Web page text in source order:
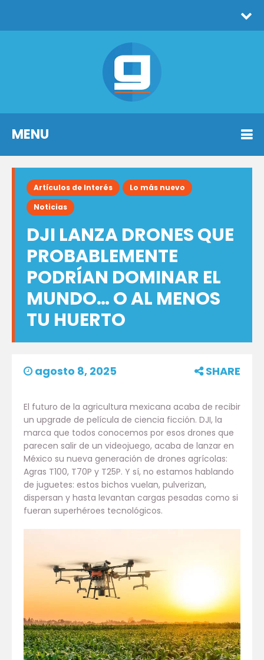
MENU
Artículos de Interés
Lo más nuevo
Noticias
DJI LANZA DRONES QUE
PROBABLEMENTE
PODRÍAN DOMINAR EL
MUNDO… O AL MENOS
TU HUERTO
agosto 8, 2025 SHARE
El futuro de la agricultura mexicana acaba de recibir
un upgrade de película de ciencia ficción. DJI, la
marca que todos conocemos por esos drones que
parecen salir de un videojuego, acaba de lanzar en
México su nueva generación de drones agrícolas:
Agras T100, T70P y T25P. Y sí, no estamos hablando
de juguetes: estos bichos vuelan, pulverizan,
dispersan y hasta levantan cargas pesadas como si
fueran superhéroes tecnológicos.